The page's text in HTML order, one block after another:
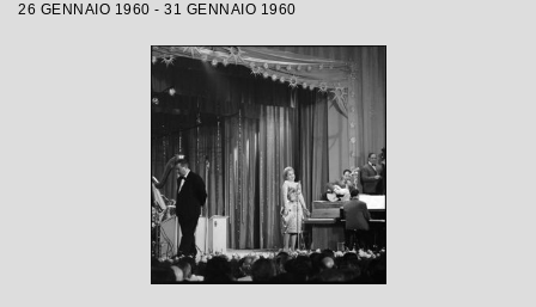
26 GENNAIO 1960 - 31 GENNAIO 1960